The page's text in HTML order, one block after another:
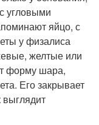
угловыми
яйцо, с
у физалиса
желтые или
форму шара,
Его закрывает
выглядит